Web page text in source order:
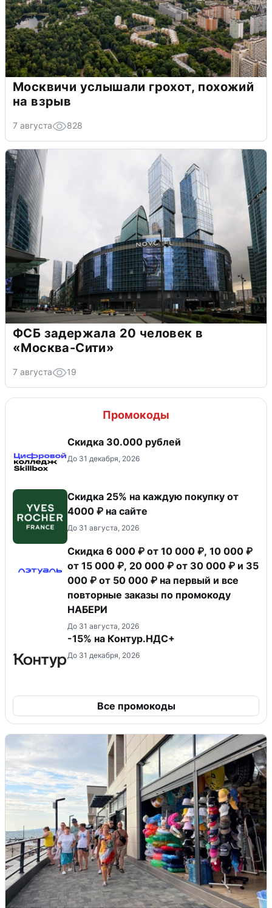
Москвичи услышали грохот, похожий
на взрыв
7 августа 828
ФСБ задержала 20 человек в
«Москва-Сити»
7 августа 19
Промокоды
Скидка 30.000 рублей
До 31 декабря, 2026
Скидка 25% на каждую покупку от
4000 ₽ на сайте
До 31 августа, 2026
Скидка 6 000 ₽ от 10 000 ₽, 10 000 ₽
от 15 000 ₽, 20 000 ₽ от 30 000 ₽ и 35
000 ₽ от 50 000 ₽ на первый и все
повторные заказы по промокоду
НАБЕРИ
До 31 августа, 2026
-15% на Контур.НДС+
До 31 декабря, 2026
Все промокоды